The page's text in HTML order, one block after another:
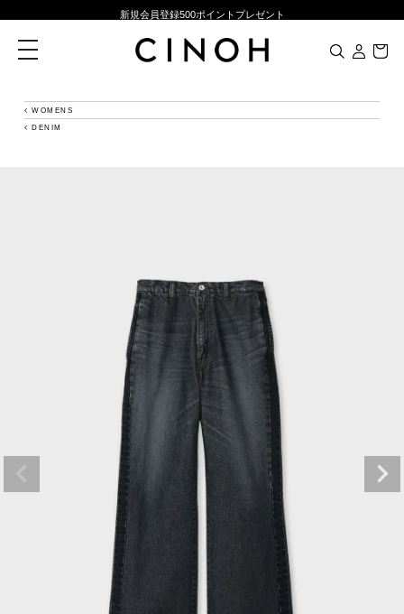
新規会員登録500ポイントプレゼント
ニュースレター登録で¥1,000クーポン進呈
NEW ARRIVALS
toggle
navigation
WOMENS
DENIM